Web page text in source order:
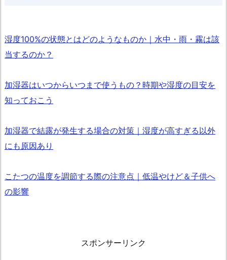
湿度100%の状態とはどのようなものか｜水中・雨・霧は該
当するのか？
加湿器はいつからいつまで使うもの？時期や湿度の目安を
知っておこう
加湿器で結露が発生する場合の対策｜湿度が高すぎる以外
にも原因あり
こたつの温度を調節する際の注意点｜低温やけど＆子供へ
の影響
スポンサーリンク